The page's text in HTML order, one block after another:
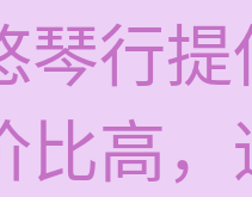
琴行
比高